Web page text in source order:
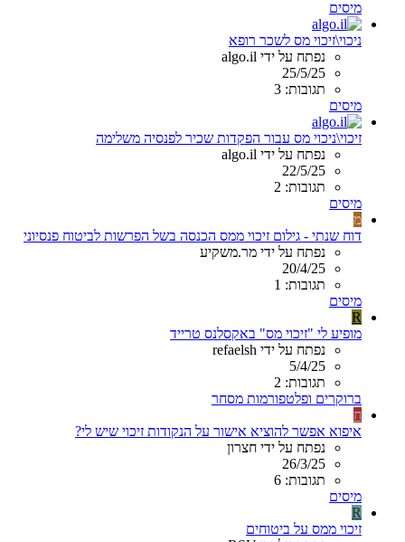
מיסים
ניכוי\זיכוי מס לשכר רופא
נפתח על ידי algo.il
25/5/25
תגובות: 3
מיסים
זיכוי\ניכוי מס עבור הפקדות שכיר לפנסיה משלימה
נפתח על ידי algo.il
22/5/25
תגובות: 2
מיסים
מ
דוח שנתי - גילום זיכוי ממס הכנסה בשל הפרשות לביטוח פנסיוני
נפתח על ידי מר.משקיע
20/4/25
תגובות: 1
מיסים
R
מופיע לי "זיכוי מס" באקסלנס טרייד
נפתח על ידי refaelsh
5/4/25
תגובות: 2
ברוקרים ופלטפורמות מסחר
ח
איפוא אפשר להוציא אישור על הנקודות זיכוי שיש לי?
נפתח על ידי חצרון
26/3/25
תגובות: 6
מיסים
R
זיכוי ממס על ביטוחים